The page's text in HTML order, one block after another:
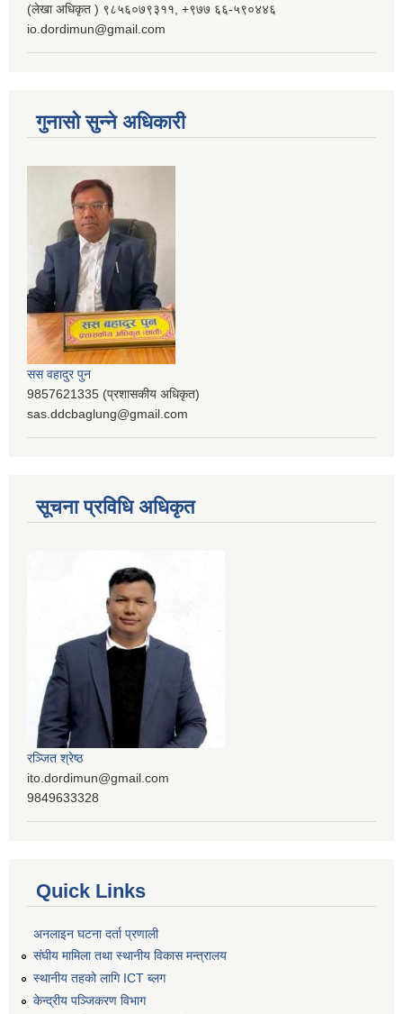
(लेखा अधिकृत ) ९८५६०७९३११, ‌‍‍+९७७ ६६-५९०४४६
io.dordimun@gmail.com
गुनासो सुन्ने अधिकारी
सस वहादुर पुन
9857621335 (प्रशासकीय अधिकृत)
sas.ddcbaglung@gmail.com
सूचना प्रविधि अधिकृत
रञ्‍जित श्रेष्ठ
ito.dordimun@gmail.com
9849633328
Quick Links
अनलाइन घटना दर्ता प्रणाली
संघीय मामिला तथा स्थानीय विकास मन्त्रालय
स्थानीय तहको लागि ICT ब्लग
केन्द्रीय पञ्जिकरण विभाग